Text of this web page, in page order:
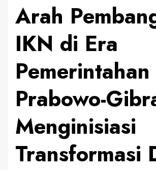
Arah
IKN di Era
Pemerintahan
Prabowo-
Menginisiasi
Transformasi